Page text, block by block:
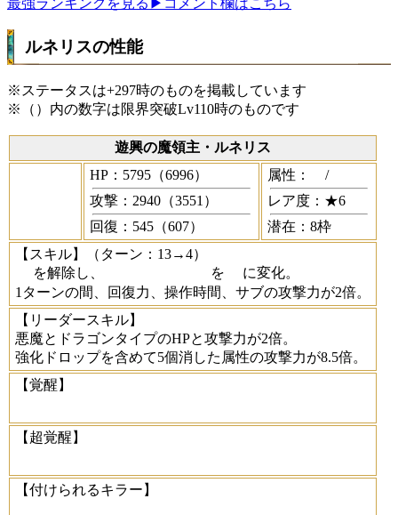
ルネリスの性能
※ステータスは+297時のものを掲載しています
※（）内の数字は限界突破Lv110時のものです
遊興の魔領主・ルネリス
HP：5795（6996）
攻撃：2940（3551）
回復：545（607）
属性：
/
レア度：★6
潜在：8枠
【スキル】
（ターン：13→4）
を解除し、
を
に変化。
1ターンの間、回復力、操作時間、サブの攻撃力が2倍。
【リーダースキル】
悪魔とドラゴンタイプのHPと攻撃力が2倍。
強化ドロップを含めて5個消した属性の攻撃力が8.5倍。
【覚醒】
【超覚醒】
【付けられるキラー】